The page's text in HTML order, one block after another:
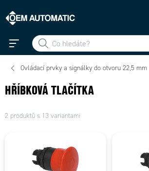
Ovládací prvky a signálky do otvoru 22,5 mm
HŘÍBKOVÁ TLAČÍTKA
2 produktů s 13 variantami